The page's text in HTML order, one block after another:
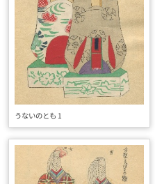
うないのとも 1